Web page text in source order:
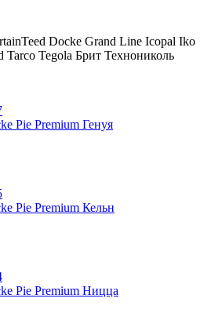
Docke Grand Line Icopal Iko
Tarco Tegola Брит Технониколь
Pie Premium Генуя
Pie Premium Кельн
Pie Premium Ницца